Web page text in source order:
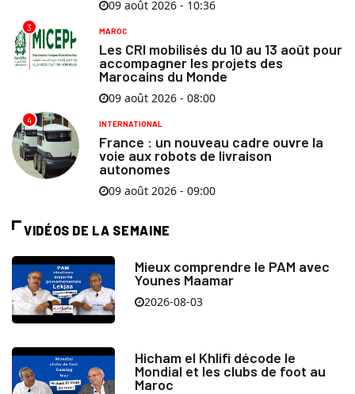
09 août 2026 - 10:36
3 MAROC
Les CRI mobilisés du 10 au 13 août pour
accompagner les projets des
Marocains du Monde
09 août 2026 - 08:00
4 INTERNATIONAL
France : un nouveau cadre ouvre la
voie aux robots de livraison
autonomes
09 août 2026 - 09:00
VIDÉOS DE LA SEMAINE
Mieux comprendre le PAM avec
Younes Maamar
2026-08-03
Hicham el Khlifi décode le
Mondial et les clubs de foot au
Maroc